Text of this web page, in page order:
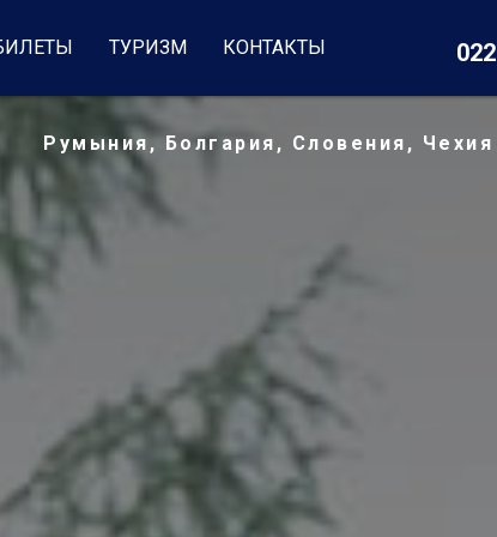
ТУРИЗМ КОНТАКТЫ 022
Румыния, Болгария, Словения, Чехия